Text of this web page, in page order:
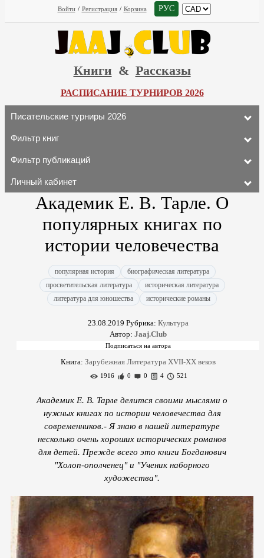
Войти / Регистрация / Корзина РУС
Книги & Рассказы
РАСПИСАНИЕ ТУРНИРОВ 2026
Писательские турниры 2026
Фильтр книг
Фильтр публикаций
Личный кабинет
Академик Е. В. Тарле. О
популярных книгах по
истории человечества
популярная история
биографическая литература
просветительская литература
историческая литература
литература для юношества
исторические романы
23.08.2019 Рубрика: Культура
Автор: Jaaj.Club
Книга: Зарубежная Литература XVII-XX веков
1916 0 0 4 521
Академик Е. В. Тарле делится своими мыслями о
нужных книгах по истории человечества для
современников.- Я знаю в нашей литературе
несколько очень хороших исторических романов
для детей. Прежде всего это книги Богданович
"Холоп-ополченец" и "Ученик наборного
художества".